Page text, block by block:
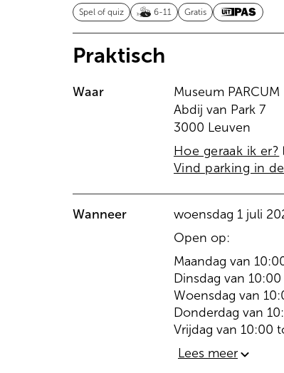
Spel of quiz 6-11 Gratis
Praktisch
Waar
Museum PARCUM
Abdij van Park 7
3000 Leuven
Hoe geraak ik er?
Vind parking in
Wanneer
woensdag 1 juli
Open op:
Maandag van
Dinsdag van 10:00
Woensdag van
Donderdag van
Vrijdag van 10:00
Lees meer